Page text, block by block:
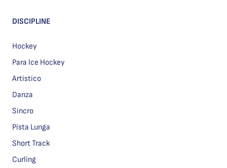
DISCIPLINE
Hockey
Para Ice Hockey
Artistico
Danza
Sincro
Pista Lunga
Short Track
Curling